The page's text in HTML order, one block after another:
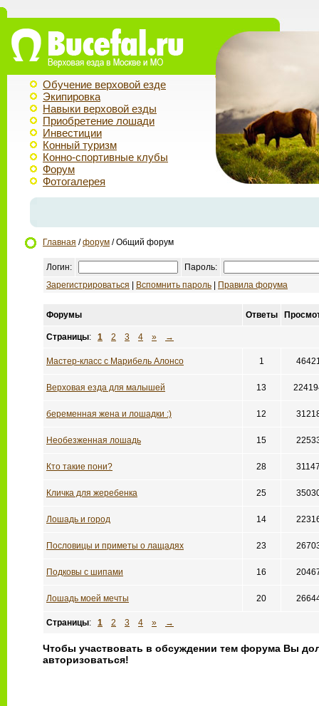
Обучение верховой езде
Экипировка
Навыки верховой езды
Приобретение лошади
Инвестиции
Конный туризм
Конно-спортивные клубы
Форум
Фотогалерея
Главная /форум / Общий форум
Логин:
Пароль:
Зарегистрироваться
Вспомнить пароль Правила форума
Форумы Ответы
Страницы: 1 2 3 4 » →
Мастер-класс с Марибель Алонсо 1
Верховая езда для малышей 13
беременная жена и лошадки :) 12
Необезженная лошадь 15
Кто такие пони? 28
Кличка для жеребенка 25
Лошадь и город 14
Пословицы и приметы о лащадях 23
Подковы с шипами 16
Лошадь моей мечты 20
Страницы: 1 2 3 4 » →
Чтобы участвовать в обсуждении тем форума Вы
авторизоваться!